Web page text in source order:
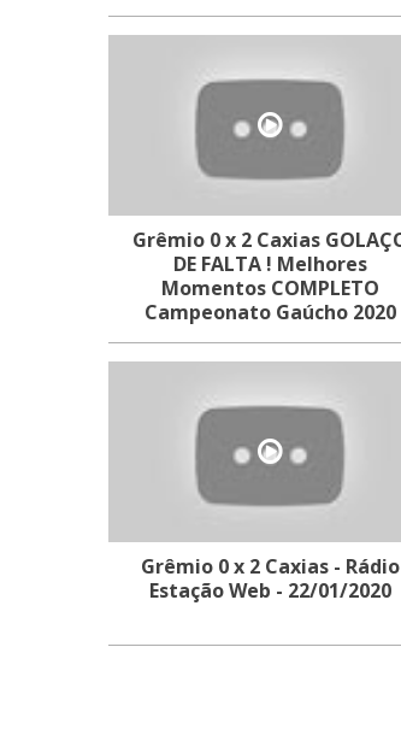
Grêmio 0 x 2 Caxias GOLAÇO
DE FALTA ! Melhores
Momentos COMPLETO
Campeonato Gaúcho 2020
Grêmio 0 x 2 Caxias - Rádio
Estação Web - 22/01/2020